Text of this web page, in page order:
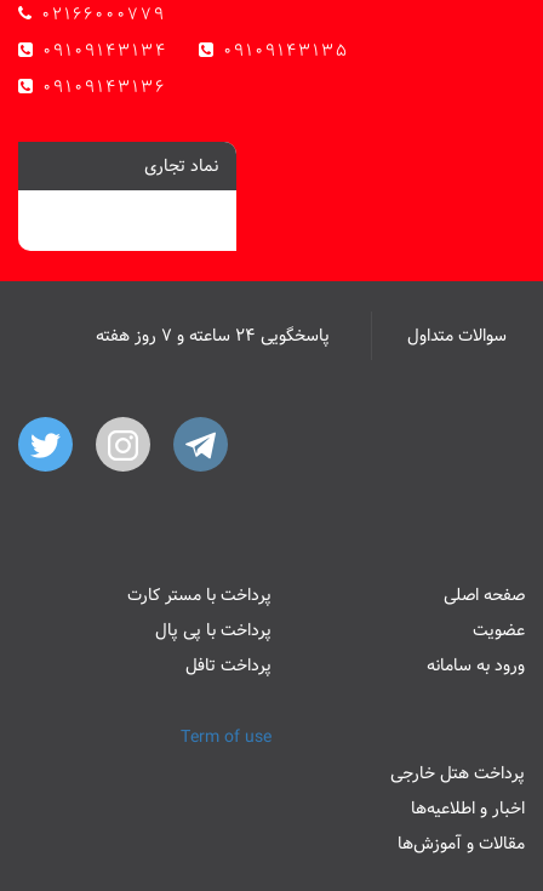
02166000779
09109143134
09109143135
09109143136
نماد تجاری
سوالات متداول پاسخگویی ۲۴ ساعته و ۷ روز هفته
صفحه اصلی
عضویت
ورود به سامانه
پرداخت با مستر کارت
پرداخت با پی پال
پرداخت تافل
پرداخت هتل خارجی
اخبار و اطلاعیه‌ها
مقالات و آموزش‌ها
Term of use